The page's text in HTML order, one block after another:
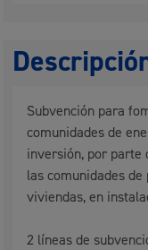
Subvención para
comunidades de
inversión, por parte
las comunidades
viviendas, en
2 líneas de